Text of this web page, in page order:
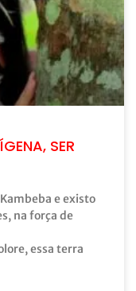
SER
e existo
na força de
essa terra